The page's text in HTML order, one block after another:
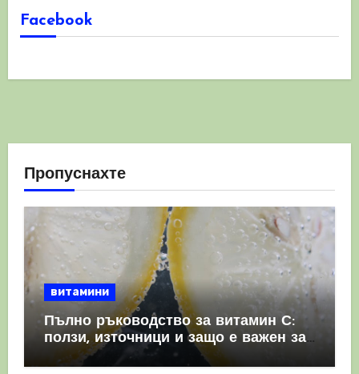
Facebook
Пропуснахте
витамини
Пълно ръководство за витамин С:
ползи, източници и защо е важен за
имунната система